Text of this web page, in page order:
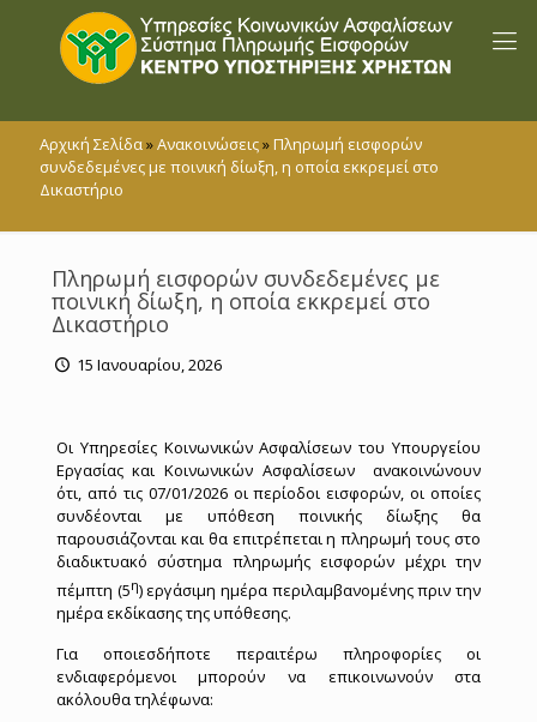
Αρχική Σελίδα»Ανακοινώσεις»Πληρωμή εισφορών
συνδεδεμένες με ποινική δίωξη, η οποία εκκρεμεί στο
Δικαστήριο
Πληρωμή εισφορών συνδεδεμένες με
ποινική δίωξη, η οποία εκκρεμεί στο
Δικαστήριο
15 Ιανουαρίου, 2026
Οι Υπηρεσίες Κοινωνικών Ασφαλίσεων του Υπουργείου
Εργασίας και Κοινωνικών Ασφαλίσεων ανακοινώνουν
ότι, από τις 07/01/2026 οι περίοδοι εισφορών, οι οποίες
συνδέονται με υπόθεση ποινικής δίωξης θα
παρουσιάζονται και θα επιτρέπεται η πληρωμή τους στο
διαδικτυακό σύστημα πληρωμής εισφορών μέχρι την
πέμπτη (5η) εργάσιμη ημέρα περιλαμβανομένης πριν την
ημέρα εκδίκασης της υπόθεσης.
Για οποιεσδήποτε περαιτέρω πληροφορίες οι
ενδιαφερόμενοι μπορούν να επικοινωνούν στα
ακόλουθα τηλέφωνα: